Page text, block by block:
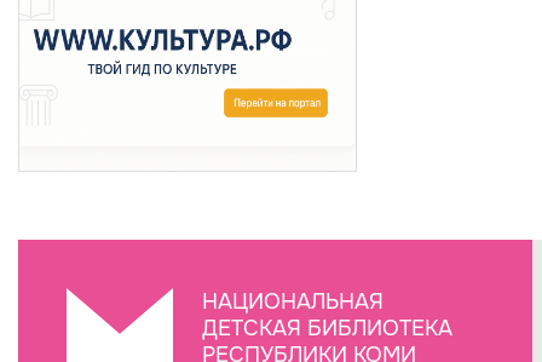
НАЦИОНАЛЬНАЯ
ДЕТСКАЯ БИБЛИОТЕКА
РЕСПУБЛИКИ КОМИ